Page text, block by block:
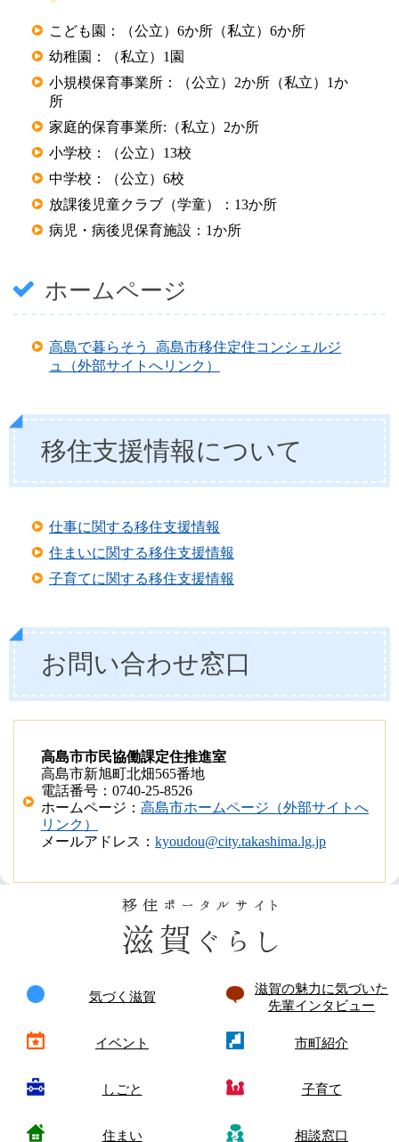
こども園：（公立）6か所（私立）6か所
幼稚園：（私立）1園
小規模保育事業所：（公立）2か所（私立）1か
所
家庭的保育事業所:（私立）2か所
小学校：（公立）13校
中学校：（公立）6校
放課後児童クラブ（学童）：13か所
病児・病後児保育施設：1か所
ホームページ
高島で暮らそう  高島市移住定住コンシェルジ
ュ（外部サイトへリンク）
移住支援情報について
仕事に関する移住支援情報
住まいに関する移住支援情報
子育てに関する移住支援情報
お問い合わせ窓口
高島市市民協働課定住推進室
高島市新旭町北畑565番地
電話番号：0740-25-8526
ホームページ： 高島市ホームページ（外部サイトへ
リンク）
メールアドレス： kyoudou@city.takashima.lg.jp
気づく滋賀
滋賀の魅力に気づいた
先輩インタビュー
イベント 市町紹介
しごと 子育て
住まい 相談窓口